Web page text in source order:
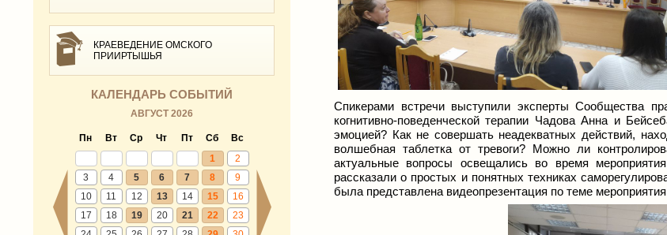
КРАЕВЕДЕНИЕ ОМСКОГО
ПРИИРТЫШЬЯ
КАЛЕНДАРЬ СОБЫТИЙ
АВГУСТ 2026
Пн Вт Ср Чт Пт Сб
Вс
1
2
3
4 5 6 7 8
9
10
11 12 13 14 15
16
17
18 19 20 21 22
23
Спикерами встречи выступили эксперты Сообщества
когнитивно-поведенческой терапии Чадова Анна и
эмоцией? Как не совершать неадекватных действий,
волшебная таблетка от тревоги? Можно ли
актуальные вопросы освещались во время
рассказали о простых и понятных техниках
была представлена видеопрезентация по теме